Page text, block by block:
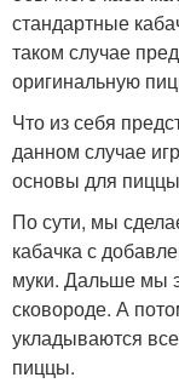
стандартные
таком случае
оригинальную
Что из себя
данном случае
основы для
По сути, мы
кабачка с
муки. Дальше мы
сковороде. А
укладываются
пиццы.